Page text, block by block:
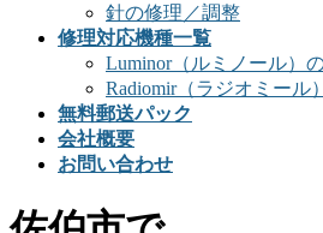
針の修理／調整
修理対応機種一覧
Luminor（ルミノール）
Radiomir（ラジオミール
無料郵送パック
会社概要
お問い合わせ